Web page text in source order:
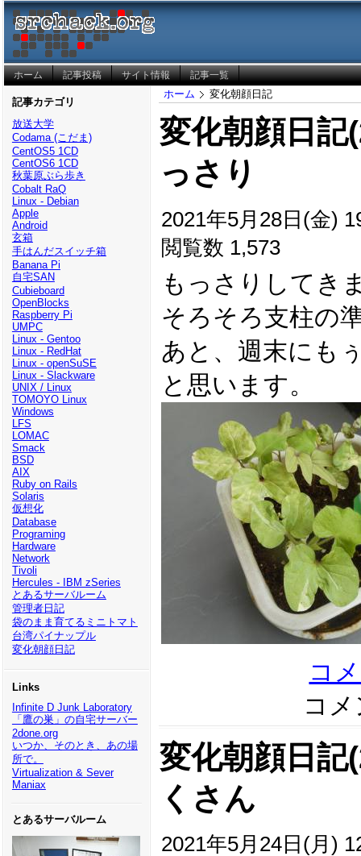
ホーム 記事投稿 サイト情報 記事一覧
記事カテゴリ
放送大学
Codama (こだま)
CentOS5 1CD
CentOS6 1CD
秋葉原ぶら歩き
Cobalt RaQ
Linux - Debian
Apple
Android
玄箱
手はんだスイッチ箱
Banana Pi
自宅SAN
Cubieboard
OpenBlocks
Raspberry Pi
UMPC
Linux - Gentoo
Linux - RedHat
Linux - openSuSE
Linux - Slackware
UNIX / Linux
TOMOYO Linux
Windows
LFS
LOMAC
Smack
BSD
AIX
Ruby on Rails
Solaris
仮想化
Database
Programing
Hardware
Network
Tivoli
Hercules - IBM zSeries
とあるサーバルーム
管理者日記
袋のまま育てるミニトマト
台湾パイナップル
変化朝顔日記
Links
Infinite D Junk Laboratory
「鷹の巣」の自宅サーバー
2done.org
いつか、そのとき、あの場
所で。
Virtualization & Sever
Maniax
とあるサーバルーム
ホーム 変化朝顔日記
変化朝顔日記
っさり
2021年5月28日(金)
閲覧数 1,573
もっさりしてき
そろそろ支柱の
あと、週末にも
と思います。
コ
コ
変化朝顔日記
くさん
2021年5月24日(月)